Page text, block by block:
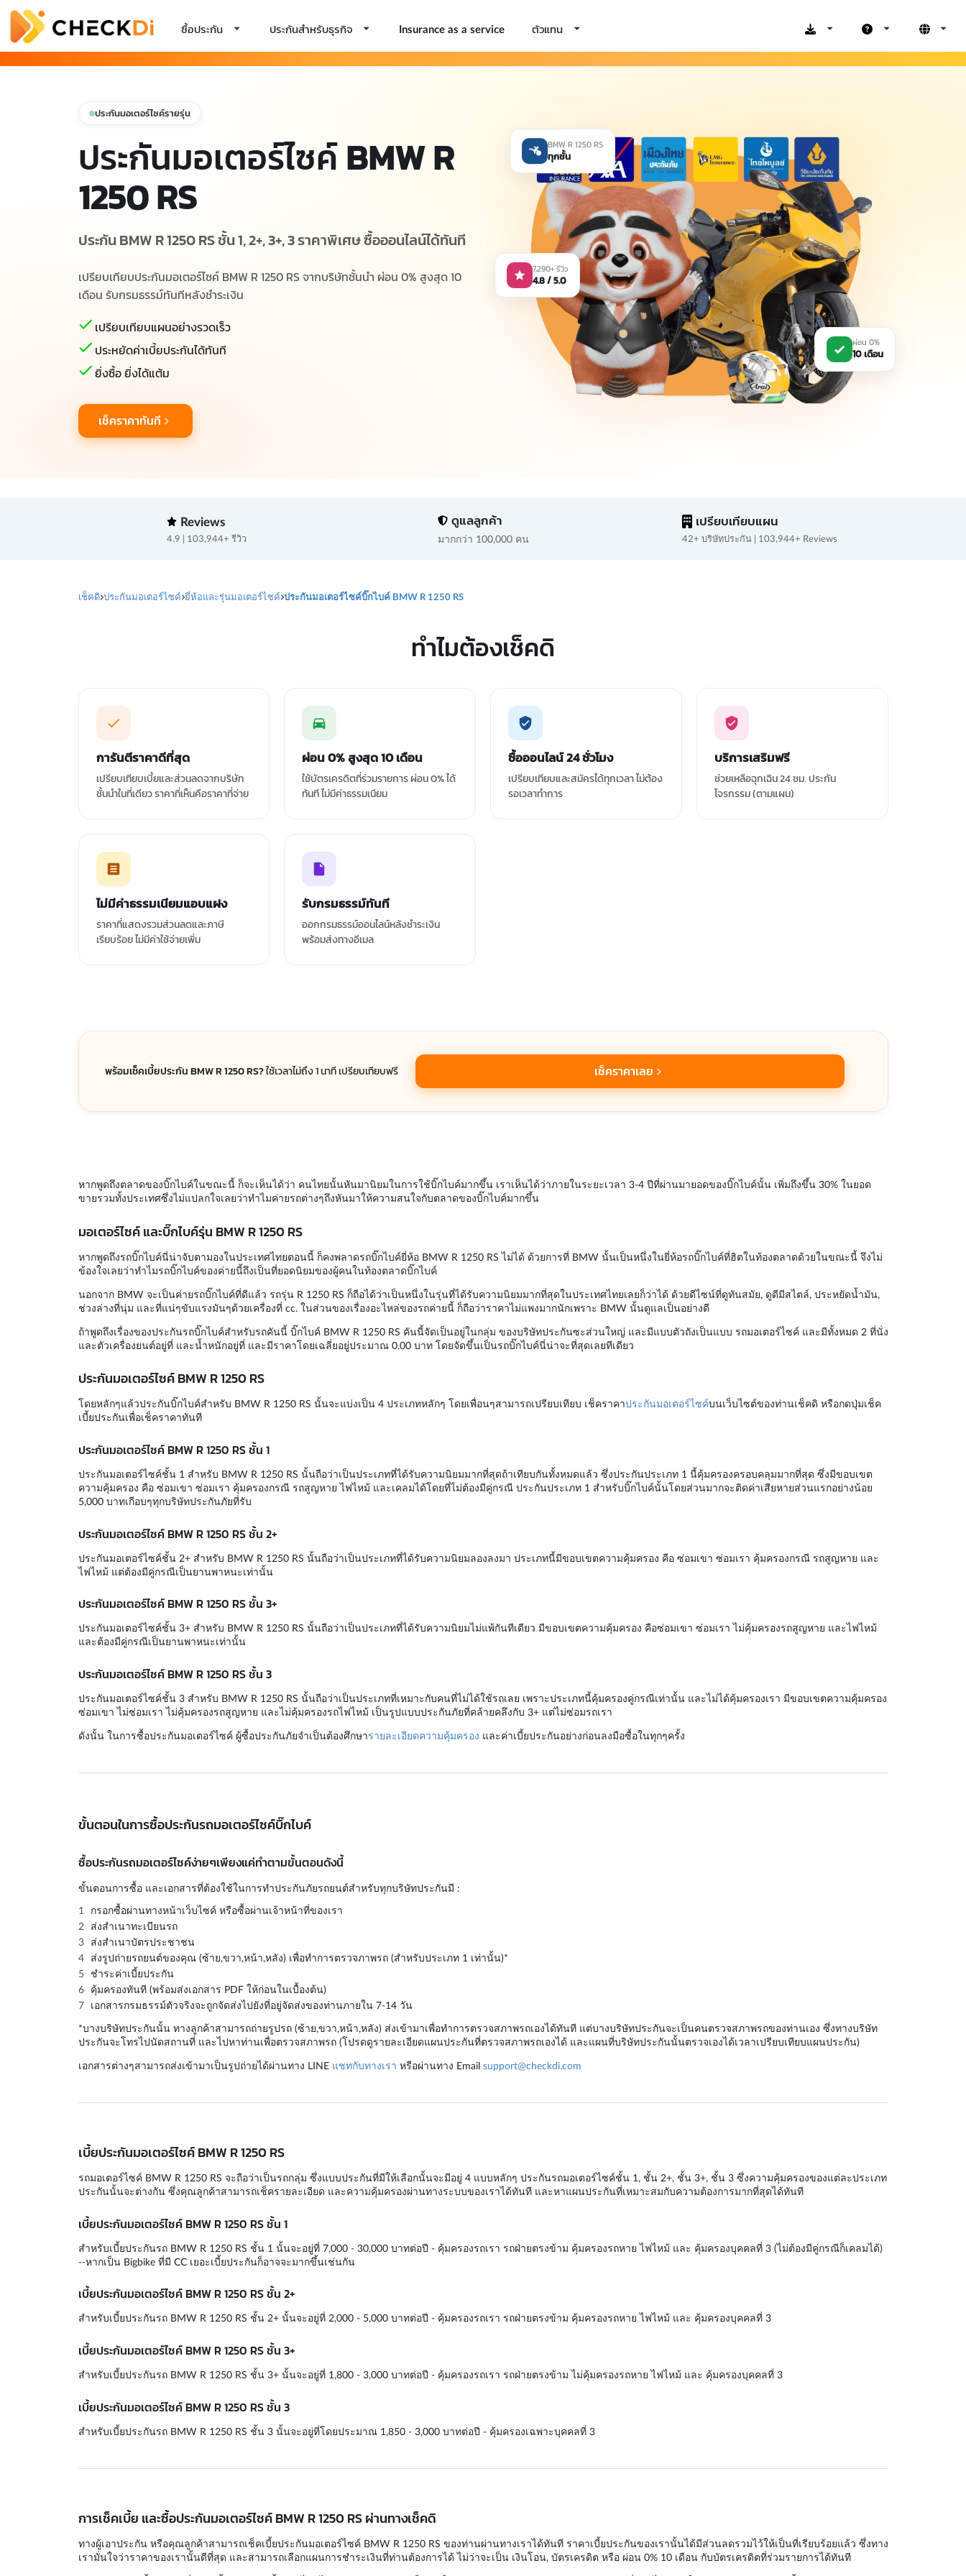
ซื้อประกัน ประกันสำหรับธุรกิจ Insurance as a service ตัวแทน
ประกันมอเตอร์ไซค์รายรุ่น
ประกันมอเตอร์ไซค์BMW R
1250 RS
ประกัน BMW R 1250 RS ชั้น 1, 2+, 3+, 3 ราคาพิเศษ ซื้อออนไลน์ได้ทันที
เปรียบเทียบประกันมอเตอร์ไซค์ BMW R 1250 RS จากบริษัทชั้นนำ ผ่อน 0% สูงสุด 10
เดือน รับกรมธรรม์ทันทีหลังชำระเงิน
เปรียบเทียบแผนอย่างรวดเร็ว
ประหยัดค่าเบี้ยประกันได้ทันที
ยิ่งซื้อ ยิ่งได้แต้ม
เช็คราคาทันที
BMW R 1250 RS
ทุกชั้น
ผ่อน 0%
10 เดือน
7,290+ รีวิว
4.8 / 5.0
Reviews
4.9 | 103,944+ รีวิว
ดูแลลูกค้า
มากกว่า 100,000 คน
เปรียบเทียบแผน
42+ บริษัทประกัน | 103,944+ Reviews
เช็คดิ ประกันมอเตอร์ไซค์ ยี่ห้อและรุ่นมอเตอร์ไซค์ ประกันมอเตอร์ไซค์บิ๊กไบค์ BMW R 1250 RS
ทำไมต้องเช็คดิ
การันตีราคาดีที่สุด
เปรียบเทียบเบี้ยและส่วนลดจากบริษัท
ชั้นนำในที่เดียว ราคาที่เห็นคือราคาที่จ่าย
ผ่อน 0% สูงสุด 10 เดือน
ใช้บัตรเครดิตที่ร่วมรายการ ผ่อน 0% ได้
ทันที ไม่มีค่าธรรมเนียม
ซื้อออนไลน์ 24 ชั่วโมง
เปรียบเทียบและสมัครได้ทุกเวลา ไม่ต้อง
รอเวลาทำการ
บริการเสริมฟรี
ช่วยเหลือฉุกเฉิน 24 ชม. ประกัน
โจรกรรม (ตามแผน)
ไม่มีค่าธรรมเนียมแอบแฝง
ราคาที่แสดงรวมส่วนลดและภาษี
เรียบร้อย ไม่มีค่าใช้จ่ายเพิ่ม
รับกรมธรรม์ทันที
ออกกรมธรรม์ออนไลน์หลังชำระเงิน
พร้อมส่งทางอีเมล
พร้อมเช็คเบี้ยประกัน BMW R 1250 RS?ใช้เวลาไม่ถึง 1 นาที เปรียบเทียบฟรี เช็คราคาเลย
หากพูดถึงตลาดของบิ๊กไบค์ในขณะนี้ ก็จะเห็นได้ว่า คนไทยนั้นหันมานิยมในการใช้บิ๊กไบค์มากขึ้น เราเห็นได้ว่าภายในระยะเวลา 3-4 ปีที่ผ่านมายอดของบิ๊กไบค์นั้น เพิ่มถึงขึ้น 30% ในยอด
ขายรวมทั้งประเทศซึ่งไม่แปลกใจเลยว่าทำไมค่ายรถต่างๆถึงหันมาให้ความสนใจกับตลาดของบิ๊กไบค์มากขึ้น
มอเตอร์ไซค์ และบิ๊กไบค์รุ่น BMW R 1250 RS
หากพูดถึงรถบิ๊กไบค์นี่น่าจับตามองในประเทศไทยตอนนี้ ก็คงพลาดรถบิ๊กไบค์ยี่ห้อ BMW R 1250 RS ไม่ได้ ด้วยการที่ BMW นั้นเป็นหนึ่งในยี่ห้อรถบิ๊กไบค์ที่ฮิตในท้องตลาดด้วยในขณะนี้ จึงไม่
ข้องใจเลยว่าทำไมรถบิ๊กไบค์ของค่ายนี้ถึงเป็นที่ยอดนิยมของผู้คนในท้องตลาดบิ๊กไบค์
นอกจาก BMW จะเป็นค่ายรถบิ๊กไบค์ที่ดีแล้ว รถรุ่น R 1250 RS ก็ถือได้ว่าเป็นหนึ่งในรุ่นที่ได้รับความนิยมมากที่สุดในประเทศไทยเลยก็ว่าได้ ด้วยดีไซน์ที่ดูทันสมัย, ดูดีมีสไตล์, ประหยัดน้ำมัน,
ช่วงล่างที่นุ่ม และที่แน่ๆขับแรงมันๆด้วยเครื่องที่ cc. ในส่วนของเรื่องอะไหล่ของรถค่ายนี้ ก็ถือว่าราคาไม่แพงมากนักเพราะ BMW นั้นดูแลเป็นอย่างดี
ถ้าพูดถึงเรื่องของประกันรถบิ๊กไบค์สำหรับรถคันนี้ บิ๊กไบค์ BMW R 1250 RS คันนี้จัดเป็นอยู่ในกลุ่ม ของบริษัทประกันซะส่วนใหญ่ และมีแบบตัวถังเป็นแบบ รถมอเตอร์ไซค์ และมีทั้งหมด 2 ที่นั่ง
และตัวเครื่องยนต์อยู่ที่ และน้ำหนักอยู่ที่ และมีราคาโดยเฉลี่ยอยู่ประมาณ 0.00 บาท โดยจัดขึ้นเป็นรถบิ๊กไบค์นี่น่าจะที่สุดเลยทีเดียว
ประกันมอเตอร์ไซค์ BMW R 1250 RS
โดยหลักๆแล้วประกันบิ๊กไบค์สำหรับ BMW R 1250 RS นั้นจะแบ่งเป็น 4 ประเภทหลักๆ โดยเพื่อนๆสามารถเปรียบเทียบ เช็คราคาประกันมอเตอร์ไซค์บนเว็บไซต์ของท่านเช็คดิ หรือกดปุ่มเช็ค
เบี้ยประกันเพื่อเช็คราคาทันที
ประกันมอเตอร์ไซค์ BMW R 1250 RS ชั้น 1
ประกันมอเตอร์ไซค์ชั้น 1 สำหรับ BMW R 1250 RS นั้นถือว่าเป็นประเภทที่ได้รับความนิยมมากที่สุดถ้าเทียบกันทั้งหมดแล้ว ซึ่งประกันประเภท 1 นี้คุ้มครองครอบคลุมมากที่สุด ซึ่งมีขอบเขต
ความคุ้มครอง คือ ซ่อมเขา ซ่อมเรา คุ้มครองกรณี รถสูญหาย ไฟไหม้ และเคลมได้โดยที่ไม่ต้องมีคู่กรณี ประกันประเภท 1 สำหรับบิ๊กไบค์นั้นโดยส่วนมากจะติดค่าเสียหายส่วนแรกอย่างน้อย
5,000 บาทเกือบๆทุกบริษัทประกันภัยที่รับ
ประกันมอเตอร์ไซค์ BMW R 1250 RS ชั้น 2+
ประกันมอเตอร์ไซค์ชั้น 2+ สำหรับ BMW R 1250 RS นั้นถือว่าเป็นประเภทที่ได้รับความนิยมลองลงมา ประเภทนี้มีขอบเขตความคุ้มครอง คือ ซ่อมเขา ซ่อมเรา คุ้มครองกรณี รถสูญหาย และ
ไฟไหม้ แต่ต้องมีคู่กรณีเป็นยานพาหนะเท่านั้น
ประกันมอเตอร์ไซค์ BMW R 1250 RS ชั้น 3+
ประกันมอเตอร์ไซค์ชั้น 3+ สำหรับ BMW R 1250 RS นั้นถือว่าเป็นประเภทที่ได้รับความนิยมไม่แพ้กันทีเดียว มีขอบเขตความคุ้มครอง คือซ่อมเขา ซ่อมเรา ไม่คุ้มครองรถสูญหาย และไฟไหม้
และต้องมีคู่กรณีเป็นยานพาหนะเท่านั้น
ประกันมอเตอร์ไซค์ BMW R 1250 RS ชั้น 3
ประกันมอเตอร์ไซค์ชั้น 3 สำหรับ BMW R 1250 RS นั้นถือว่าเป็นประเภทที่เหมาะกับคนที่ไม่ได้ใช้รถเลย เพราะประเภทนี้คุ้มครองคู่กรณีเท่านั้น และไม่ได้คุ้มครองเรา มีขอบเขตความคุ้มครอง
ซ่อมเขา ไม่ซ่อมเรา ไม่คุ้มครองรถสูญหาย และไม่คุ้มครองรถไฟไหม้ เป็นรูปแบบประกันภัยที่คล้ายคลึงกับ 3+ แต่ไม่ซ่อมรถเรา
ดังนั้น ในการซื้อประกันมอเตอร์ไซค์ ผู้ซื้อประกันภัยจำเป็นต้องศึกษารายละเอียดความคุ้มครอง และค่าเบี้ยประกันอย่างก่อนลงมือซื้อในทุกๆครั้ง
ขั้นตอนในการซื้อประกันรถมอเตอร์ไซค์บิ๊กไบค์
ซื้อประกันรถมอเตอร์ไซค์ง่ายๆเพียงแค่ทำตามขั้นตอนดังนี้
ขั้นตอนการซื้อ และเอกสารที่ต้องใช้ในการทำประกันภัยรถยนต์สำหรับทุกบริษัทประกันมี :
กรอกซื้อผ่านทางหน้าเว็บไซค์ หรือซื้อผ่านเจ้าหน้าที่ของเรา
ส่งสำเนาทะเบียนรถ
ส่งสำเนาบัตรประชาชน
ส่งรูปถ่ายรถยนต์ของคุณ (ซ้าย,ขวา,หน้า,หลัง) เพื่อทำการตรวจภาพรถ (สำหรับประเภท 1 เท่านั้น)*
ชำระค่าเบี้ยประกัน
คุ้มครองทันที (พร้อมส่งเอกสาร PDF ให้ก่อนในเบื้องต้น)
เอกสารกรมธรรม์ตัวจริงจะถูกจัดส่งไปยังที่อยู่จัดส่งของท่านภายใน 7-14 วัน
*บางบริษัทประกันนั้น ทางลูกค้าสามารถถ่ายรูปรถ (ซ้าย,ขวา,หน้า,หลัง) ส่งเข้ามาเพื่อทำการตรวจสภาพรถเองได้ทันที แต่บางบริษัทประกันจะเป็นคนตรวจสภาพรถของท่านเอง ซึ่งทางบริษัท
ประกันจะโทรไปนัดสถานที่ และไปหาท่านเพื่อตรวจสภาพรถ (โปรดดูรายละเอียดแผนประกันที่ตรวจสภาพรถเองได้ และแผนที่บริษัทประกันนั้นตรวจเองได้เวลาเปรียบเทียบแผนประกัน)
เอกสารต่างๆสามารถส่งเข้ามาเป็นรูปถ่ายได้ผ่านทาง LINE แชทกับทางเรา หรือผ่านทาง Email support@checkdi.com
เบี้ยประกันมอเตอร์ไซค์ BMW R 1250 RS
รถมอเตอร์ไซค์ BMW R 1250 RS จะถือว่าเป็นรถกลุ่ม ซึ่งแบบประกันที่มีให้เลือกนั้นจะมีอยู่ 4 แบบหลักๆ ประกันรถมอเตอร์ไซค์ชั้น 1, ชั้น 2+, ชั้น 3+, ชั้น 3ซึ่งความคุ้มครองของแต่ละประเภท
ประกันนั้นจะต่างกัน ซึ่งคุณลูกค้าสามารถเช็ครายละเอียด และความคุ้มครองผ่านทางระบบของเราได้ทันที และหาแผนประกันที่เหมาะสมกับความต้องการมากที่สุดได้ทันที
เบี้ยประกันมอเตอร์ไซค์ BMW R 1250 RS ชั้น 1
สำหรับเบี้ยประกันรถ BMW R 1250 RS ชั้น 1 นั้นจะอยู่ที่ 7,000 - 30,000 บาทต่อปี - คุ้มครองรถเรา รถฝ่ายตรงข้าม คุ้มครองรถหาย ไฟไหม้ และ คุ้มครองบุคคลที่ 3 (ไม่ต้องมีคู่กรณีก็เคลมได้)
--หากเป็น Bigbike ที่มี CC เยอะเบี้ยประกันก็อาจจะมากขึ้นเช่นกัน
เบี้ยประกันมอเตอร์ไซค์ BMW R 1250 RS ชั้น 2+
สำหรับเบี้ยประกันรถ BMW R 1250 RS ชั้น 2+ นั้นจะอยู่ที่ 2,000 - 5,000 บาทต่อปี - คุ้มครองรถเรา รถฝ่ายตรงข้าม คุ้มครองรถหาย ไฟไหม้ และ คุ้มครองบุคคลที่ 3
เบี้ยประกันมอเตอร์ไซค์ BMW R 1250 RS ชั้น 3+
สำหรับเบี้ยประกันรถ BMW R 1250 RS ชั้น 3+ นั้นจะอยู่ที่ 1,800 - 3,000 บาทต่อปี - คุ้มครองรถเรา รถฝ่ายตรงข้าม ไม่คุ้มครองรถหาย ไฟไหม้ และ คุ้มครองบุคคลที่ 3
เบี้ยประกันมอเตอร์ไซค์ BMW R 1250 RS ชั้น 3
สำหรับเบี้ยประกันรถ BMW R 1250 RS ชั้น 3 นั้นจะอยู่ที่โดยประมาณ 1,850 - 3,000 บาทต่อปี - คุ้มครองเฉพาะบุคคลที่ 3
การเช็คเบี้ย และซื้อประกันมอเตอร์ไซค์ BMW R 1250 RS ผ่านทางเช็คดิ
ทางผู้เอาประกัน หรือคุณลูกค้าสามารถเช็คเบี้ยประกันมอเตอร์ไซค์ BMW R 1250 RS ของท่านผ่านทางเราได้ทันที ราคาเบี้ยประกันของเรานั้นได้มีส่วนลดรวมไว้ให้เป็นที่เรียบร้อยแล้ว ซึ่งทาง
เรามั่นใจว่าราคาของเรานั้นดีที่สุด และสามารถเลือกแผนการชำระเงินที่ท่านต้องการได้ ไม่ว่าจะเป็น เงินโอน, บัตรเครดิต หรือ ผ่อน 0% 10 เดือน กับบัตรเครดิตที่ร่วมรายการได้ทันที